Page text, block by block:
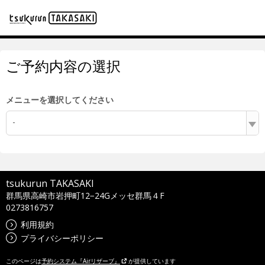
ご予約内容の選択
メニューを選択してください
-
tsukurun TAKASAKI
群馬県高崎市岩押町12−24Gメッセ群馬４F
0273816757
利用規約
プライバシーポリシー
このページは予約システム『Airリザーブ』 が提供しています